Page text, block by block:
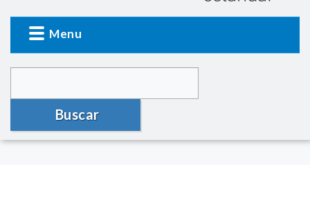
Menu
Buscar